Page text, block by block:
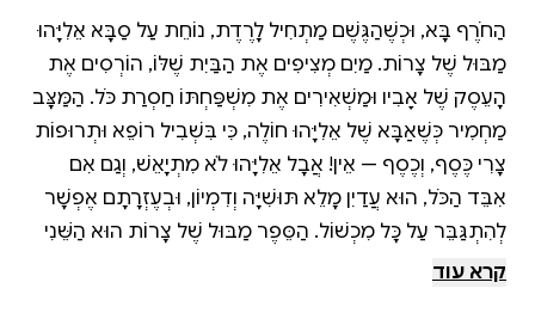
הַחֹרֶף בָּא, וּכְשֶׁהַגֶּשֶׁם מַתְחִיל לָרֶדֶת, נוֹחֵת עַל סַבָּא אֵלִיָּהוּ
מַבּוּל שֶׁל צָרוֹת. מַיִם מְצִיפִים אֶת הַבַּיִת שֶׁלּוֹ, הוֹרְסִים אֶת
הָעֵסֶק שֶׁל אָבִיו וּמַשְׁאִירִים אֶת מִשְׁפַּחְתּוֹ חַסְרַת כֹּל. הַמַּצָּב
מַחְמִיר כְּשֶׁאַבָּא שֶׁל אֵלִיָּהוּ חוֹלֶה, כִּי בִּשְׁבִיל רוֹפֵא וּתְרוּפוֹת
צָרִיךְ כֶּסֶף, וְכֶסֶף — אֵין! אֲבָל אֵלִיָּהוּ לֹא מִתְיָאֵשׁ, וְגַם אִם
אִבֵּד הַכֹּל, הוּא עֲדַיִן מָלֵא תּוּשִׁיָּה וְדִמְיוֹן, וּבְעֶזְרָתָם אֶפְשָׁר
לְהִתְגַּבֵּר עַל כָּל מִכְשׁוֹל. הַסֵּפֶר מַבּוּל שֶׁל צָרוֹת הוּא הַשֵּׁנִי
בַּסִּדְרָה הָאֲהוּבָה כְּשֶׁסַּבָּא אֵלִיָּהוּ הָיָה קָטָן. הַסֵּפֶר הָרִאשׁוֹן
קרא עוד